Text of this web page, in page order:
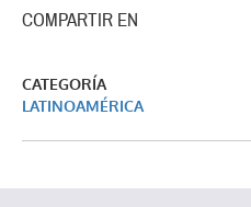
COMPARTIR EN
CATEGORÍA
LATINOAMÉRICA